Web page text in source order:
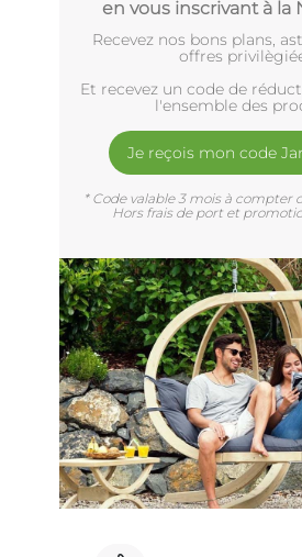
en vous inscrivant à la
Recevez nos bons plans,
offres
Et recevez un code de
l'ensemble des
Je reçois mon code
* Code valable 3 mois à compter
Hors frais de port et